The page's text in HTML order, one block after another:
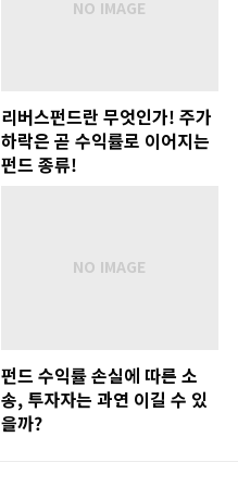
리버스펀드란 무엇인가! 주가
하락은 곧 수익률로 이어지는
펀드 종류!
펀드 수익률 손실에 따른 소
송, 투자자는 과연 이길 수 있
을까?